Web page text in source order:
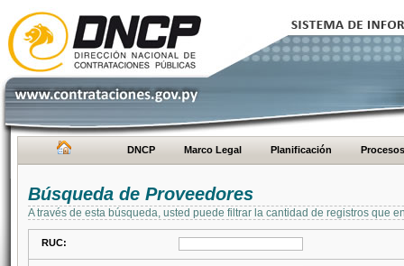
DNCP Marco Legal Planificación Procesos
Búsqueda de Proveedores
A través de esta búsqueda, usted puede filtrar la cantidad de registros que
RUC: